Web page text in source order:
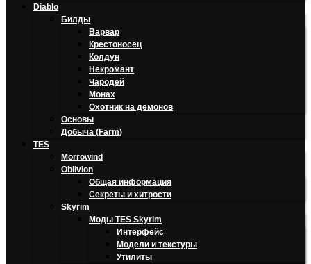
Diablo
Билды
Варвар
Крестоносец
Колдун
Некромант
Чародей
Монах
Охотник на демонов
Основы
Добыча (Farm)
TES
Morrowind
Oblivion
Общая информация
Секреты и хитрости
Skyrim
Моды TES Skyrim
Интерфейс
Модели и текстуры
Утилиты